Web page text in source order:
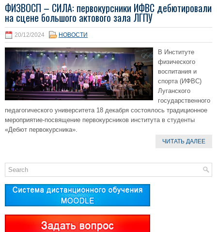
ФИЗВОСП – СИЛА: первокурсники ИФВС дебютировали
на сцене большого актового зала ЛГПУ
20/12/2024 НОВОСТИ
В Институте
физического
воспитания и
спорта (ИФВС)
Луганского
государственного
педагогического университета 18 декабря состоялось традиционное
мероприятие-посвящение первокурсников института в студенты
«Дебют первокурсника».
ЧИТАТЬ ДАЛЕЕ